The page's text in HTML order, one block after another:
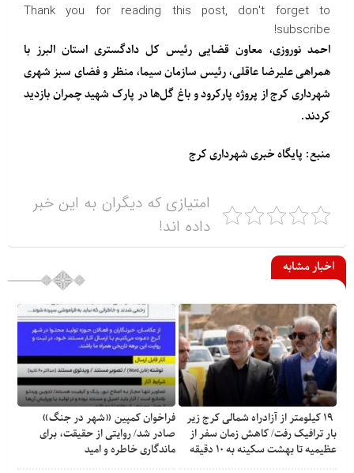
Thank you for reading this post, don't forget to
subscribe!
احمد نوروزی، معاون قضایی رئیس کل دادگستری استان البرز با
همراهی علیرضا عاقلی، رئیس سازمان سیما، منظر و فضای سبز شهری
شهرداری کرج از پروژه پارکرود و باغ گل‌ها در پارک شهید چمران بازدید
کردند.
منبع: پایگاه خبری شهرداری کرج
امتیازی که دیگران به این خبر
داده اند!
اخبار مشابه
۱۹ کیلومتر از آزادراه شمالی کرج زیر
بار ترافیک رفت/ کاهش زمان سفر از
عظیمیه تا بهشت سکینه به ۱۰ دقیقه
فراخوان کمپین «شهر در جنگ»
صادر شد/ روایتی از حقیقت، برای
ماندگاری خاطره و امید